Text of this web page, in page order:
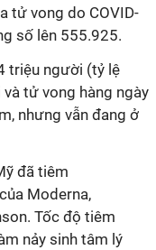
tử vong do COVID-
số lên 555.925.
triệu người (tỷ lệ
tử vong hàng ngày
nhưng vẫn đang ở
đã tiêm
của Moderna,
Tốc độ tiêm
nảy sinh tâm lý